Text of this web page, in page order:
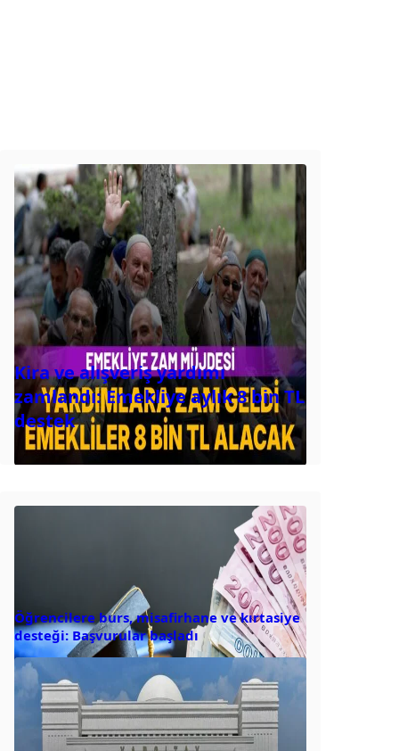
Kira ve alışveriş yardımı
zamlandı: Emekliye aylık 8 bin TL
destek
Öğrencilere burs, misafirhane ve kırtasiye
desteği: Başvurular başladı